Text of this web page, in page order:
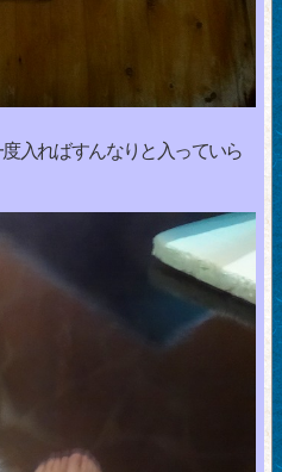
入ればすんなりと入っていら